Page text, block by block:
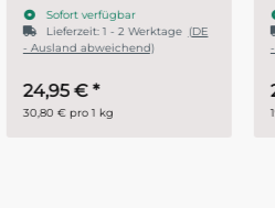
Sofort verfügbar
Lieferzeit: 1 - 2 Werktage(DE
- Ausland abweichend)
28,95 €*
19,30 € pro 1 kg